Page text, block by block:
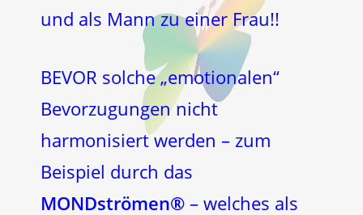
und als Mann zu einer Frau!!
BEVOR solche „emotionalen“
Bevorzugungen nicht
harmonisiert werden – zum
Beispiel durch das
MONDströmen® – welches als